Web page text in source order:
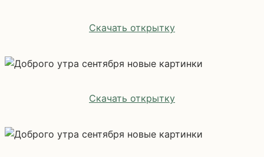
Скачать открытку
Скачать открытку